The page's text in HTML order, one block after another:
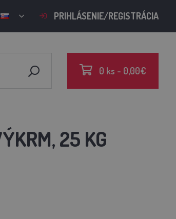
PRIHLÁSENIE/REGISTRÁCIA
0 ks - 0,00€
25 KG